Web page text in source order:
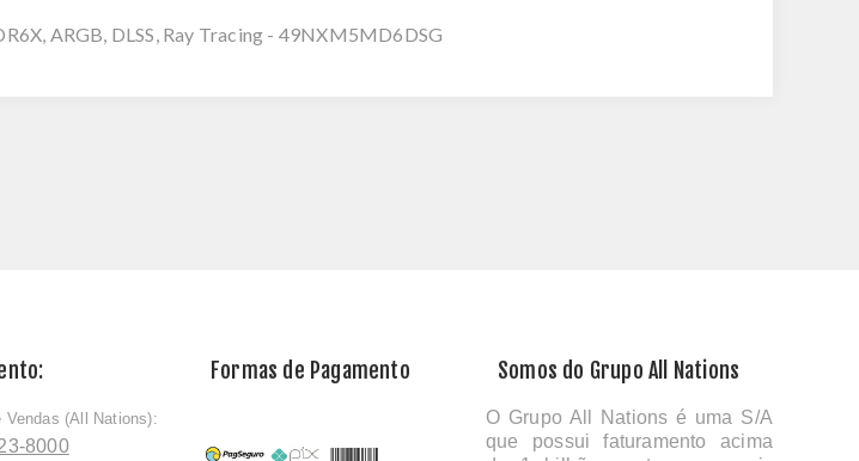
ARGB, DLSS, Ray Tracing - 49NXM5MD6DSG
Vendas (All Nations):
8000
Formas de Pagamento Somos do Grupo All Nations
O Grupo All Nations é uma S/A
que possui faturamento acima